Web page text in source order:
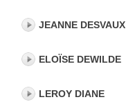
JEANNE DESVAUX
ELOÏSE DEWILDE
LEROY DIANE